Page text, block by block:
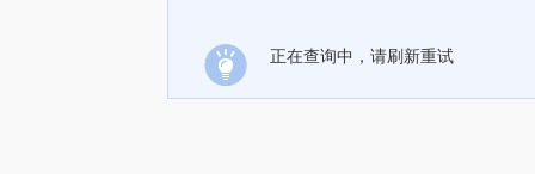
正在查询中，请刷新重试